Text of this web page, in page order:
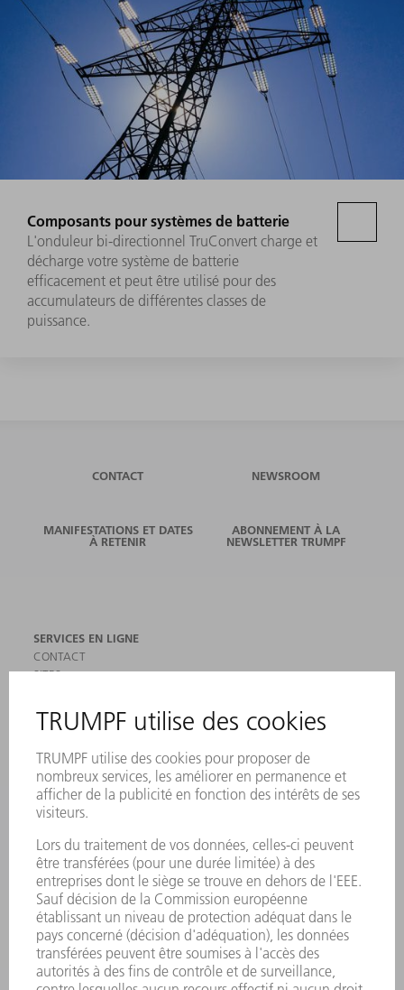
Composants pour systèmes de batterie
L'onduleur bi-directionnel TruConvert charge et
décharge votre système de batterie
efficacement et peut être utilisé pour des
accumulateurs de différentes classes de
puissance.
CONTACT NEWSROOM
MANIFESTATIONS ET DATES
À RETENIR
ABONNEMENT À LA
NEWSLETTER TRUMPF
SERVICES EN LIGNE
CONTACT
SITES
INSCRIPTION À LA NEWSLETTER
MYTRUMPF
PRODUITS
MACHINES & SYSTÈMES
LASER
ELECTRONIQUE DE PUISSANCE
OUTILS ÉLECTRIQUES
SMART FACTORY
LOGICIEL
SERVICES
APPLICATIONS
SECTEURS D'ACTIVITÉ
ENTREPRISE
CARRIÈRE
OFFRES D'EMPLOI